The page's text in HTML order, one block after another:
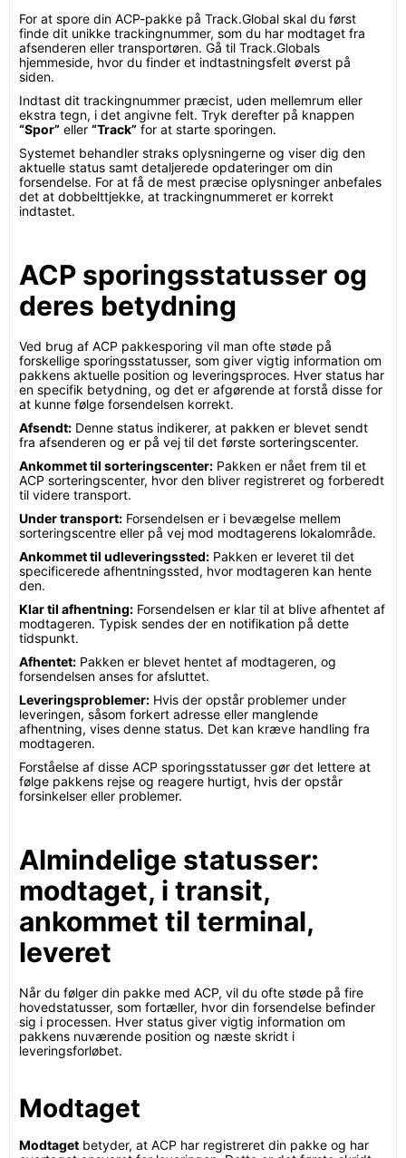
For at spore din ACP-pakke på Track.Global skal du først
finde dit unikke trackingnummer, som du har modtaget fra
afsenderen eller transportøren. Gå til Track.Globals
hjemmeside, hvor du finder et indtastningsfelt øverst på
siden.
Indtast dit trackingnummer præcist, uden mellemrum eller
ekstra tegn, i det angivne felt. Tryk derefter på knappen
“Spor” eller “Track” for at starte sporingen.
Systemet behandler straks oplysningerne og viser dig den
aktuelle status samt detaljerede opdateringer om din
forsendelse. For at få de mest præcise oplysninger anbefales
det at dobbelttjekke, at trackingnummeret er korrekt
indtastet.
ACP sporingsstatusser og
deres betydning
Ved brug af ACP pakkesporing vil man ofte støde på
forskellige sporingsstatusser, som giver vigtig information om
pakkens aktuelle position og leveringsproces. Hver status har
en specifik betydning, og det er afgørende at forstå disse for
at kunne følge forsendelsen korrekt.
Afsendt: Denne status indikerer, at pakken er blevet sendt
fra afsenderen og er på vej til det første sorteringscenter.
Ankommet til sorteringscenter: Pakken er nået frem til et
ACP sorteringscenter, hvor den bliver registreret og forberedt
til videre transport.
Under transport: Forsendelsen er i bevægelse mellem
sorteringscentre eller på vej mod modtagerens lokalområde.
Ankommet til udleveringssted: Pakken er leveret til det
specificerede afhentningssted, hvor modtageren kan hente
den.
Klar til afhentning: Forsendelsen er klar til at blive afhentet af
modtageren. Typisk sendes der en notifikation på dette
tidspunkt.
Afhentet: Pakken er blevet hentet af modtageren, og
forsendelsen anses for afsluttet.
Leveringsproblemer: Hvis der opstår problemer under
leveringen, såsom forkert adresse eller manglende
afhentning, vises denne status. Det kan kræve handling fra
modtageren.
Forståelse af disse ACP sporingsstatusser gør det lettere at
følge pakkens rejse og reagere hurtigt, hvis der opstår
forsinkelser eller problemer.
Almindelige statusser:
modtaget, i transit,
ankommet til terminal,
leveret
Når du følger din pakke med ACP, vil du ofte støde på fire
hovedstatusser, som fortæller, hvor din forsendelse befinder
sig i processen. Hver status giver vigtig information om
pakkens nuværende position og næste skridt i
leveringsforløbet.
Modtaget
Modtaget betyder, at ACP har registreret din pakke og har